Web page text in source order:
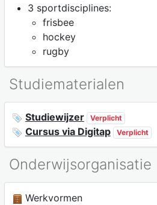
3 sportdisciplines:
frisbee
hockey
rugby
Studiematerialen
Studiewijzer Verplicht
Cursus via Digitap Verplicht
Onderwijsorganisatie
Werkvormen